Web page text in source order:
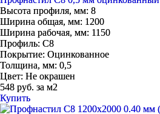
Высота профиля, мм: 8
Ширина общая, мм: 1200
Ширина рабочая, мм: 1150
Профиль: С8
Покрытие: Оцинкованное
Толщина, мм: 0,5
Цвет: Не окрашен
548 руб. за м2
Купить